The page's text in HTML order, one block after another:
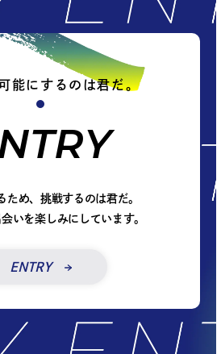
能にするのは君だ。
ため、挑戦するのは君だ。
いを楽しみにしています。
ENTRY